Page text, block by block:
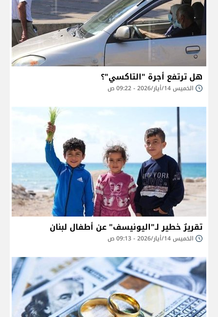
هل ترتفع أجرة "التاكسي"؟
الخميس 14/أيار/2026 - 09:22 ص
تقريرٌ خطير لـ"اليونيسف" عن أطفال لبنان
الخميس 14/أيار/2026 - 09:13 ص